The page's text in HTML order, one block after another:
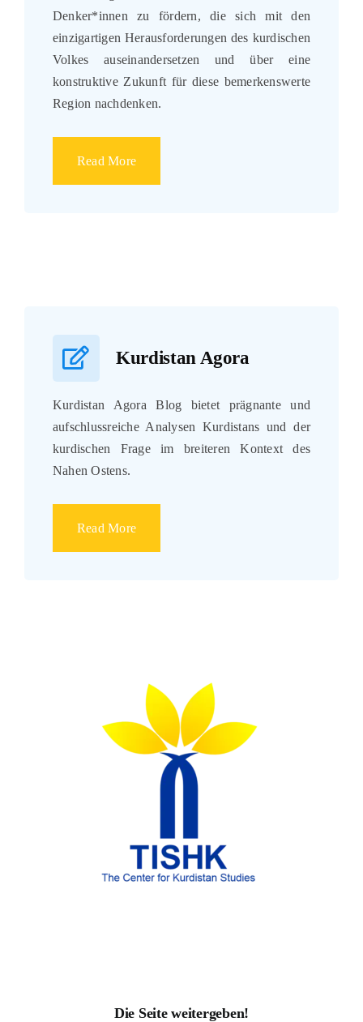
Denker*innen zu fördern, die sich mit den
einzigartigen Herausforderungen des kurdischen
Volkes auseinandersetzen und über eine
konstruktive Zukunft für diese bemerkenswerte
Region nachdenken.
Read More
Kurdistan Agora
Kurdistan Agora Blog bietet prägnante und
aufschlussreiche Analysen Kurdistans und der
kurdischen Frage im breiteren Kontext des
Nahen Ostens.
Read More
Die Seite weitergeben!